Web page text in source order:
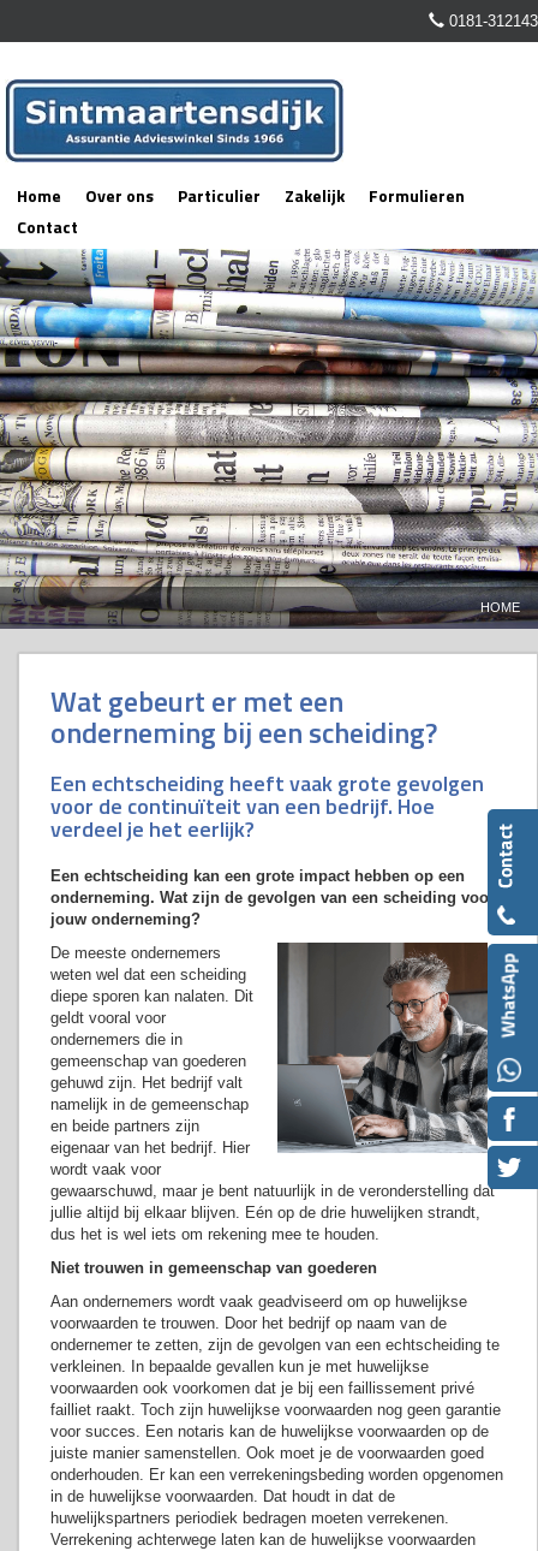
0181-312143
Home Over ons Particulier Zakelijk
Formulieren
Contact
HOME
Wat gebeurt er met een
onderneming bij een scheiding?
Een echtscheiding heeft vaak grote gevolgen
voor de continuïteit van een bedrijf. Hoe
verdeel je het eerlijk?
Een echtscheiding kan een grote impact hebben op een
onderneming. Wat zijn de gevolgen van een scheiding voor
jouw onderneming?
De meeste ondernemers
weten wel dat een scheiding
diepe sporen kan nalaten. Dit
geldt vooral voor
ondernemers die in
gemeenschap van goederen
gehuwd zijn. Het bedrijf valt
namelijk in de gemeenschap
en beide partners zijn
eigenaar van het bedrijf. Hier
wordt vaak voor
gewaarschuwd, maar je bent natuurlijk in de veronderstelling dat
jullie altijd bij elkaar blijven. Eén op de drie huwelijken strandt,
dus het is wel iets om rekening mee te houden.
Niet trouwen in gemeenschap van goederen
Aan ondernemers wordt vaak geadviseerd om op huwelijkse
voorwaarden te trouwen. Door het bedrijf op naam van de
ondernemer te zetten, zijn de gevolgen van een echtscheiding te
verkleinen. In bepaalde gevallen kun je met huwelijkse
voorwaarden ook voorkomen dat je bij een faillissement privé
failliet raakt. Toch zijn huwelijkse voorwaarden nog geen garantie
voor succes. Een notaris kan de huwelijkse voorwaarden op de
juiste manier samenstellen. Ook moet je de voorwaarden goed
onderhouden. Er kan een verrekeningsbeding worden opgenomen
in de huwelijkse voorwaarden. Dat houdt in dat de
huwelijkspartners periodiek bedragen moeten verrekenen.
Verrekening achterwege laten kan de huwelijkse voorwaarden